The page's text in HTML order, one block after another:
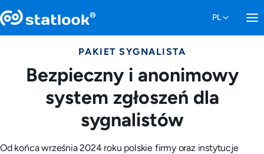
PAKIET SYGNALISTA
Bezpieczny i anonimowy
system zgłoszeń dla
sygnalistów
Od końca września 2024 roku polskie firmy oraz instytucje